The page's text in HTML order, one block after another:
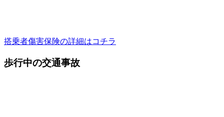
搭乗者傷害保険の詳細はコチラ
歩行中の交通事故